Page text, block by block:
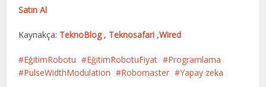
Satın Al
Kaynakça: TeknoBlog, Teknosafari ,Wired
EğitimRobotu EğitimRobotuFiyat
Programlama
PulseWidthModulation
Robomaster Yapay zeka